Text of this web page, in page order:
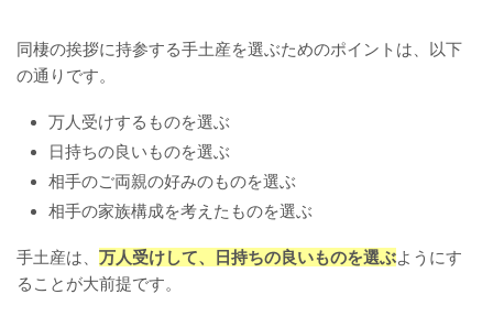
同棲の挨拶に持参する手土産を選ぶためのポイントは、以下
の通りです。
万人受けするものを選ぶ
日持ちの良いものを選ぶ
相手のご両親の好みのものを選ぶ
相手の家族構成を考えたものを選ぶ
手土産は、 万人受けして、日持ちの良いものを選ぶようにす
ることが大前提です。